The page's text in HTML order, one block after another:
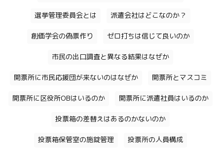
選挙管理委員会とは 派遣会社はどこなのか？
創価学会の偽票作り ゼロ打ちは信じて良いのか
市民の出口調査と異なる結果はなぜか
開票所に市民応援団が来ないのはなぜか 開票所とマスコミ
開票所に区役所OBはいるのか 開票所に派遣社員はいるのか
投票箱の差替えはあるのかないのか
投票箱保管室の施錠管理 投票所の人員構成